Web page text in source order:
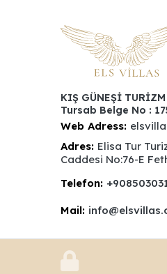
KIŞ GÜNEŞİ TURİZM
Tursab Belge No :
Web Adress:
Adres: Elisa Tur
Caddesi No:76-E
Telefon:
Mail: